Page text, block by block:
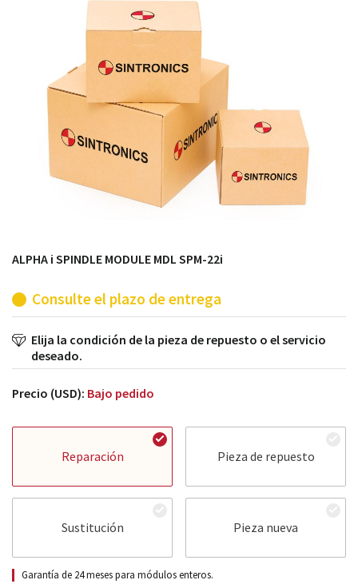
módulos antiguos a un alto nivel técnico o sustitución
de módulos descontinuados por módulos del propio
ALPHA i SPINDLE MODULE MDL SPM-22i
Consulte el plazo de entrega
Elija la condición de la pieza de repuesto o el servicio
deseado.
Precio (USD): Bajo pedido
Reparación Pieza de repuesto
Sustitución Pieza nueva
Garantía de 24 meses para módulos enteros.